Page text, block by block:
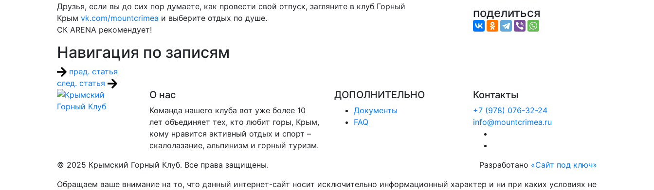
Друзья, если вы до сих пор думаете, как провести свой отпуск, загляните в клуб Горный
Крым vk.com/mountcrimea и выберите отдых по душе.
СК АRENA рекомендует!
Навигация по записям
пред. статья
след. статья
поделиться
О нас
Команда нашего клуба вот уже более 10
лет объединяет тех, кто любит горы, Крым,
кому нравится активный отдых и спорт –
скалолазание, альпинизм и горный туризм.
ДОПОЛНИТЕЛЬНО
Документы
FAQ
Контакты
+7 (978) 076-32-24
info@mountcrimea.ru
© 2025 Крымский Горный Клуб. Все права защищены. Разработано «Сайт под ключ»
Обращаем ваше внимание на то, что данный интернет-сайт носит исключительно информационный характер и ни при каких условиях не